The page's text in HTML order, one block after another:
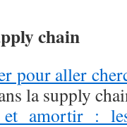
chain
pour aller
la supply
et amortir :